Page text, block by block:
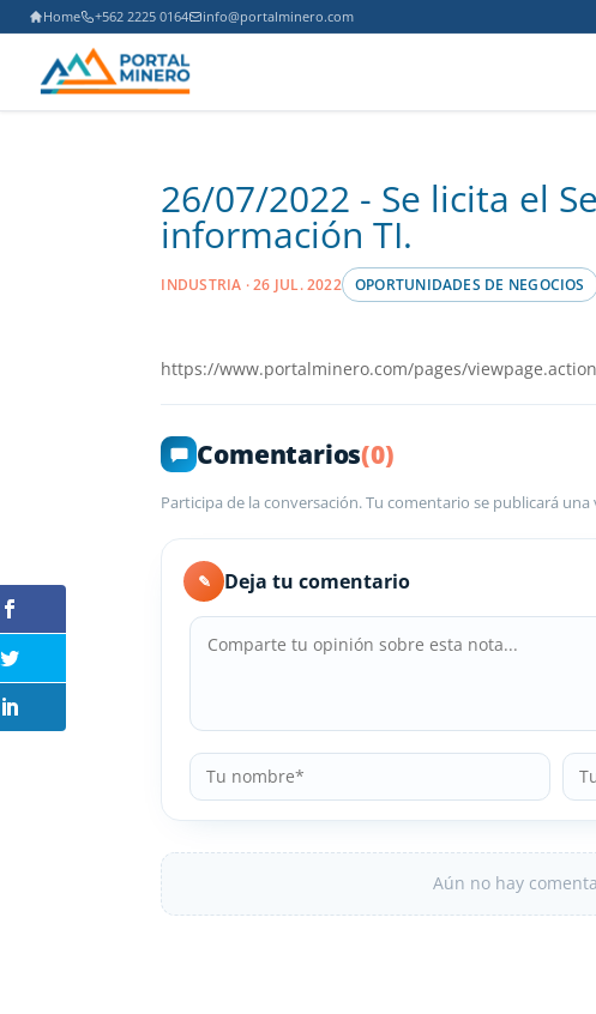
Home +562 2225 0164 info@portalminero.com
26/07/2022 - Se licita el
información TI.
INDUSTRIA · 26 JUL. 2022 OPORTUNIDADES DE NEGOCIOS
https://www.portalminero.com/pages/
Comentarios(0)
Participa de la conversación. Tu comentario se publicará
✎ Deja tu comentario
Aún no hay